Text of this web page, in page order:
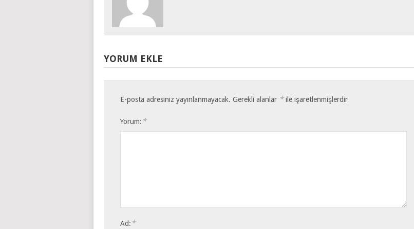
YORUM EKLE
E-posta adresiniz yayınlanmayacak. Gerekli alanlar *ile işaretlenmişlerdir
Yorum: *
Ad: *